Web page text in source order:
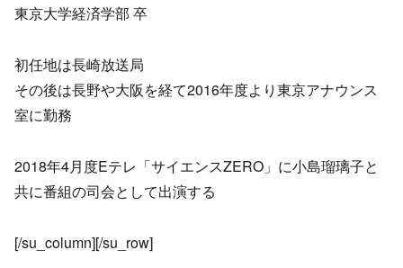
東京大学経済学部 卒
初任地は長崎放送局
その後は長野や大阪を経て2016年度より東京アナウンス
室に勤務
2018年4月度Eテレ「サイエンスZERO」に小島瑠璃子と
共に番組の司会として出演する
[/su_column][/su_row]